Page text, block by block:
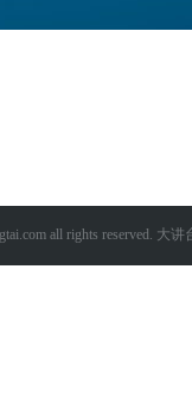
all rights reserved. 大